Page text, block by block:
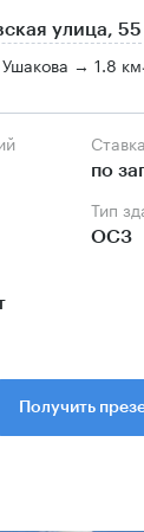
улица, 55
→ 1.8 км
по
Тип
ОСЗ
Получить